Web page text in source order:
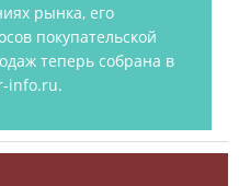
рынка, его
покупательской
теперь собрана в
info.ru.